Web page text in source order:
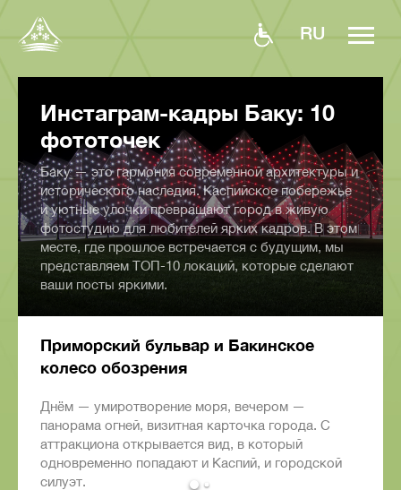
RU
Инстаграм-кадры Баку: 10
фототочек
Баку — это гармония современной архитектуры и
исторического наследия. Каспийское побережье
и уютные улочки превращают город в живую
фотостудию для любителей ярких кадров. В этом
месте, где прошлое встречается с будущим, мы
представляем ТОП-10 локаций, которые сделают
ваши посты яркими.
Приморский бульвар и Бакинское
колесо обозрения
Днём — умиротворение моря, вечером —
панорама огней, визитная карточка города. С
аттракциона открывается вид, в который
одновременно попадают и Каспий, и городской
силуэт.